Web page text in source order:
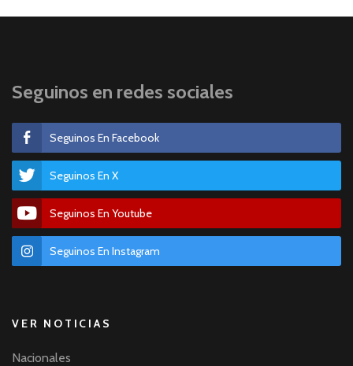
Seguinos en redes sociales
Seguinos En Facebook
Seguinos En X
Seguinos En Youtube
Seguinos En Instagram
VER NOTICIAS
Nacionales